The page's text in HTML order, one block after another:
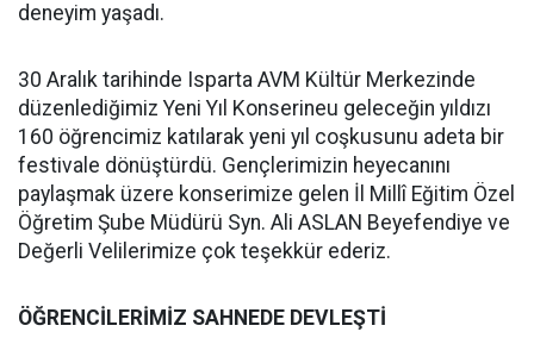
deneyim yaşadı.
30 Aralık tarihinde Isparta AVM Kültür Merkezinde
düzenlediğimiz Yeni Yıl Konserineu geleceğin yıldızı
160 öğrencimiz katılarak yeni yıl coşkusunu adeta bir
festivale dönüştürdü. Gençlerimizin heyecanını
paylaşmak üzere konserimize gelen İl Millî Eğitim Özel
Öğretim Şube Müdürü Syn. Ali ASLAN Beyefendiye ve
Değerli Velilerimize çok teşekkür ederiz.
ÖĞRENCİLERİMİZ SAHNEDE DEVLEŞTİ